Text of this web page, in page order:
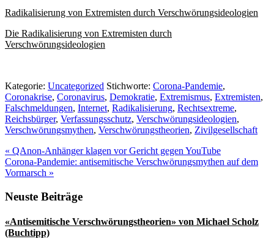
Radikalisierung von Extremisten durch Verschwörungsideologien
Die Radikalisierung von Extremisten durch
Verschwörungsideologien
Kategorie: Uncategorized Stichworte: Corona-Pandemie,
Coronakrise, Coronavirus, Demokratie, Extremismus, Extremisten,
Falschmeldungen, Internet, Radikalisierung, Rechtsextreme,
Reichsbürger, Verfassungsschutz, Verschwörungsideologien,
Verschwörungsmythen, Verschwörungstheorien, Zivilgesellschaft
Vorheriger
Beitrag:
« QAnon-Anhänger klagen vor Gericht gegen YouTube
Nächster
Beitrag:
Corona-Pandemie: antisemitische Verschwörungsmythen auf dem
Vormarsch »
Seitenspalte
Neuste Beiträge
«Antisemitische Verschwörungstheorien» von Michael Scholz
(Buchtipp)